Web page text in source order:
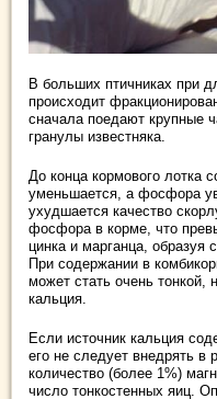
В больших птичниках при
происходит
сначала поедают крупные
гранулы известняка.
До конца кормового лотка
уменьшается, а фосфора
ухудшается качество
фосфора в корме, что
цинка и марганца, образуя
При содержании в
может стать очень тонкой,
кальция.
Если источник кальция
его не следует внедрять в
количество (более 1%)
число тонкостенных яиц.